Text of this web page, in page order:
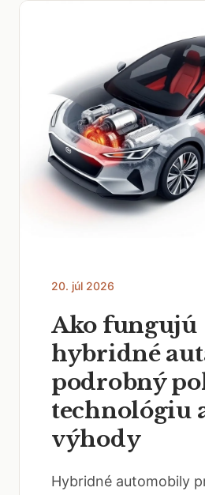
20. júl 2026
Ako fungujú
hybridné
podrobný
technológiu
výhody
Hybridné automobily